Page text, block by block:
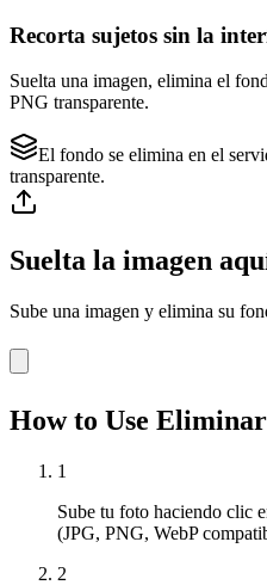
Recorta sujetos sin la
Suelta una imagen, elimina el
PNG transparente.
El fondo se elimina en el
transparente.
Suelta la imagen
Sube una imagen y elimina su
How to Use
1
Sube tu foto haciendo clic
(JPG, PNG, WebP
2